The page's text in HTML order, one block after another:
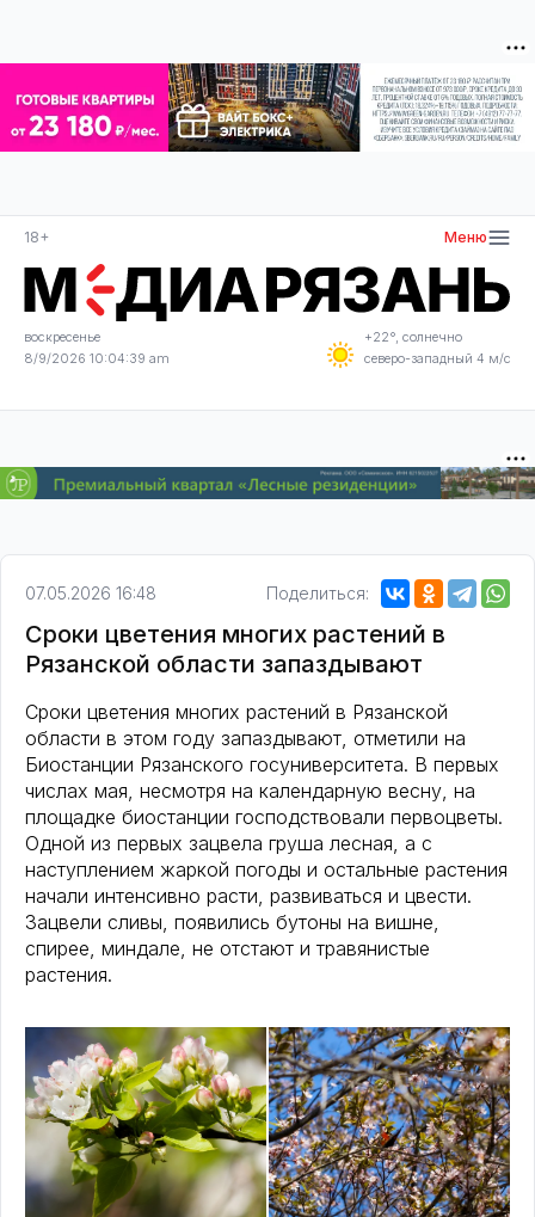
18+ Меню
воскресенье
8/9/2026 10:04:40 am
+22°, солнечно
северо-западный 4 м/с
07.05.2026 16:48 Поделиться:
Сроки цветения многих растений в
Рязанской области запаздывают
Сроки цветения многих растений в Рязанской
области в этом году запаздывают, отметили на
Биостанции Рязанского госуниверситета. В первых
числах мая, несмотря на календарную весну, на
площадке биостанции господствовали первоцветы.
Одной из первых зацвела груша лесная, а с
наступлением жаркой погоды и остальные растения
начали интенсивно расти, развиваться и цвести.
Зацвели сливы, появились бутоны на вишне,
спирее, миндале, не отстают и травянистые
растения.